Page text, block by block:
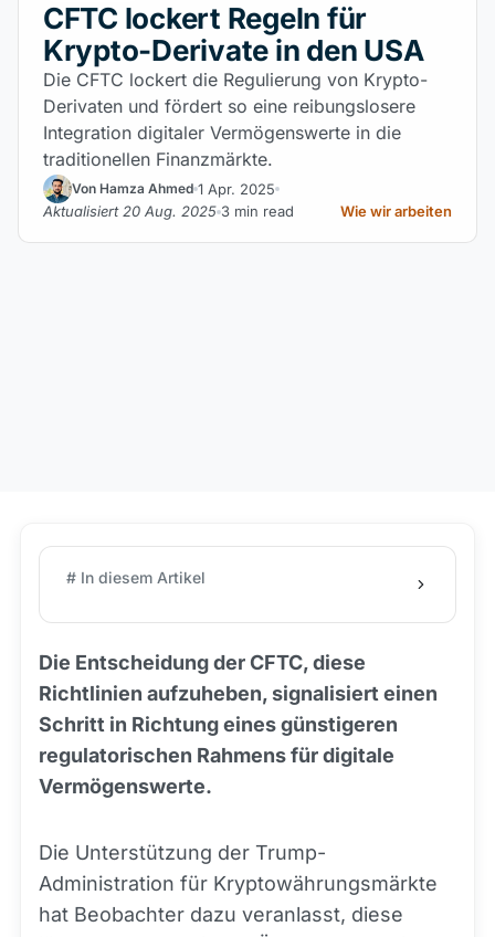
CFTC lockert Regeln für
Krypto-Derivate in den USA
Die CFTC lockert die Regulierung von Krypto-
Derivaten und fördert so eine reibungslosere
Integration digitaler Vermögenswerte in die
traditionellen Finanzmärkte.
Von Hamza Ahmed 1 Apr. 2025
Aktualisiert 20 Aug. 2025 3 min read Wie wir arbeiten
# In diesem Artikel
Die Entscheidung der CFTC, diese
Richtlinien aufzuheben, signalisiert einen
Schritt in Richtung eines günstigeren
regulatorischen Rahmens für digitale
Vermögenswerte.
Die Unterstützung der Trump-
Administration für Kryptowährungsmärkte
hat Beobachter dazu veranlasst, diese